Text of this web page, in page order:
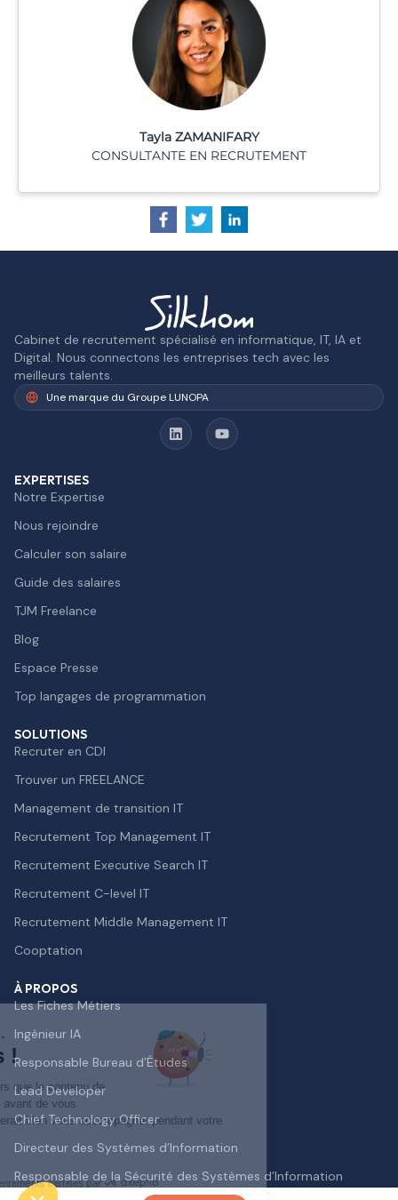
Tayla ZAMANIFARY
CONSULTANTE EN RECRUTEMENT
Cabinet de recrutement spécialisé en informatique, IT, IA et
Digital. Nous connectons les entreprises tech avec les
meilleurs talents.
Une marque du Groupe LUNOPA
EXPERTISES
Notre Expertise
Nous rejoindre
Calculer son salaire
Guide des salaires
TJM Freelance
Blog
Espace Presse
Top langages de programmation
SOLUTIONS
Recruter en CDI
Trouver un FREELANCE
Management de transition IT
Recrutement Top Management IT
Recrutement Executive Search IT
Recrutement C-level IT
Recrutement Middle Management IT
Cooptation
À PROPOS
Les Fiches Métiers
Ingénieur IA
Responsable Bureau d’Études
Lead Developer
Chief Technology Officer
Directeur des Systèmes d’Information
Responsable de la Sécurité des Systèmes d’Information
Salut c'est nous...
les Cookies !
On a attendu d'être sûrs que le contenu de
ce site vous intéresse avant de vous
déranger, mais on aimerait bien vous accompagner pendant votre
C'est OK pour vous ?
Consentements certifiés par